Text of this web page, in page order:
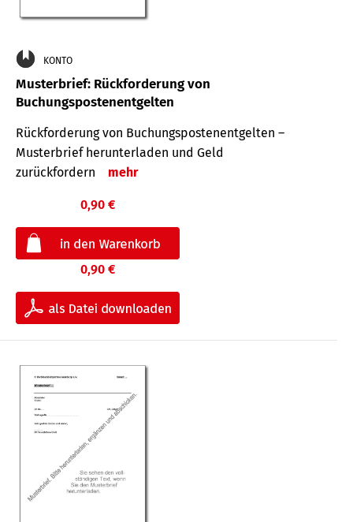
KONTO
Musterbrief: Rückforderung von
Buchungspostenentgelten
Rückforderung von Buchungspostenentgelten –
Musterbrief herunterladen und Geld
zurückfordern
mehr
0,90 €
0,90 €